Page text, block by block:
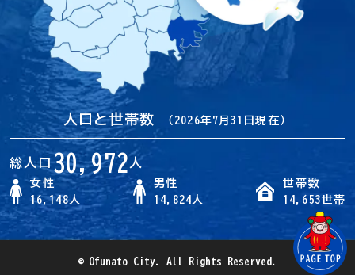
人口と世帯数 （2026年7月31日現在）
総人口30,972人
女性
16,148人
男性
14,824人
世帯数
14,653世帯
© Ofunato City. All Rights Reserved.